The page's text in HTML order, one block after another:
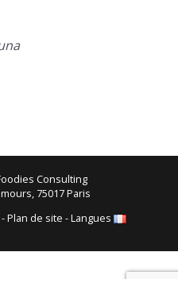
Consulting
75017 Paris
-Plan de site -Langues